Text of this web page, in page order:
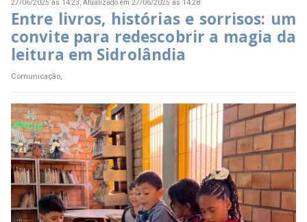
27/06/2025 às 14:23, Atualizado em 27/06/2025 às 14:28
Entre livros, histórias e sorrisos: um
convite para redescobrir a magia da
leitura em Sidrolândia
Comunicação,